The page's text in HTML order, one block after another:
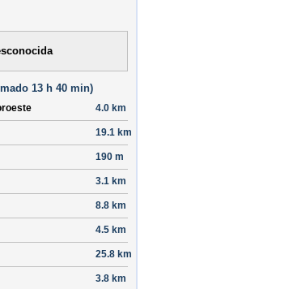
13 h 40 min)
4.0 km
19.1 km
190 m
3.1 km
8.8 km
4.5 km
25.8 km
3.8 km